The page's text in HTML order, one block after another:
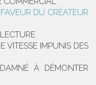
DU CRÉATEUR
VITESSE IMPUNIS DES
À DÉMONTER